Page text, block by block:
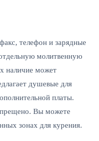
телефон и зарядные
молитвенную
наличие может
душевые для
платы.
Вы можете
зонах для курения.